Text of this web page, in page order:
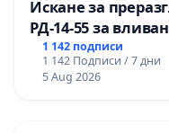
Искане за
РД-14-55 за
гимназия по
мениджмънт –
1 142 подписи
1 142 Подписи / 7 дни
5 Aug 2026